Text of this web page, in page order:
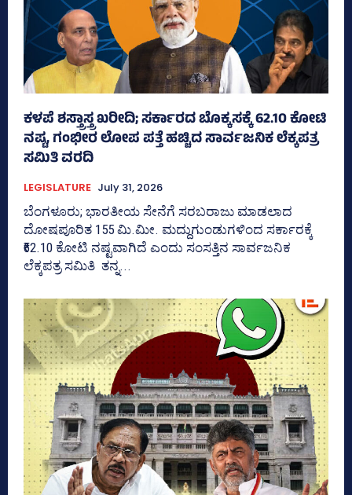
ಕಳಪೆ ಶಸ್ತ್ರಾಸ್ತ್ರ ಖರೀದಿ; ಸರ್ಕಾರದ ಬೊಕ್ಕಸಕ್ಕೆ 62.10 ಕೋಟಿ
ನಷ್ಟ, ಗಂಭೀರ ಲೋಪ ಪತ್ತೆ ಹಚ್ಚಿದ ಸಾರ್ವಜನಿಕ ಲೆಕ್ಕಪತ್ರ
ಸಮಿತಿ ವರದಿ
LEGISLATURE July 31, 2026
ಬೆಂಗಳೂರು; ಭಾರತೀಯ ಸೇನೆಗೆ ಸರಬರಾಜು ಮಾಡಲಾದ
ದೋಷಪೂರಿತ 155 ಮಿ.ಮೀ. ಮದ್ದುಗುಂಡುಗಳಿಂದ ಸರ್ಕಾರಕ್ಕೆ
₹62.10 ಕೋಟಿ ನಷ್ಟವಾಗಿದೆ ಎಂದು ಸಂಸತ್ತಿನ ಸಾರ್ವಜನಿಕ
ಲೆಕ್ಕಪತ್ರ ಸಮಿತಿ ತನ್ನ...